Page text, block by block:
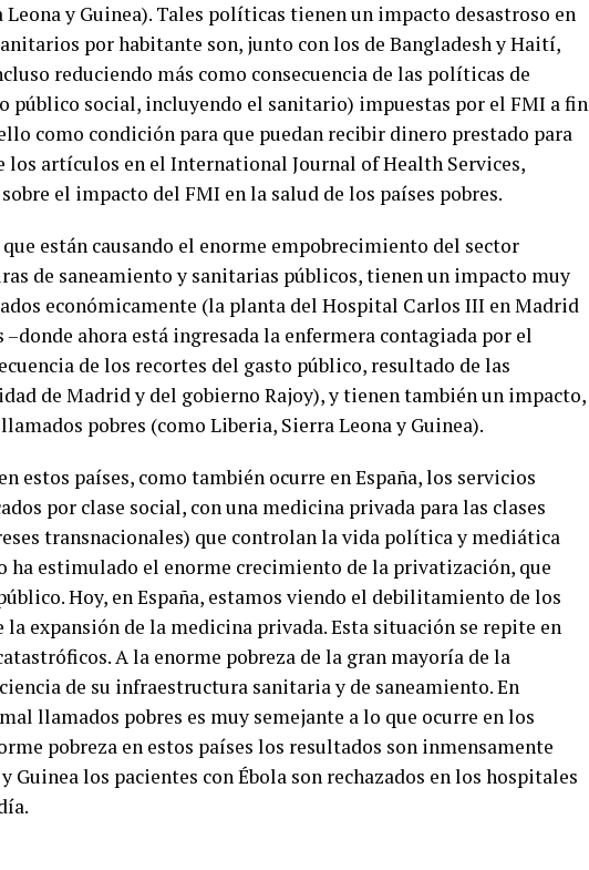
y Guinea). Tales políticas tienen un impacto desastroso en
por habitante son, junto con los de Bangladesh y Haití,
reduciendo más como consecuencia de las políticas de
público social, incluyendo el sanitario) impuestas por el FMI a fin
como condición para que puedan recibir dinero prestado para
los artículos en el International Journal of Health Services,
sobre el impacto del FMI en la salud de los países pobres.
están causando el enorme empobrecimiento del sector
de saneamiento y sanitarias públicos, tienen un impacto muy
económicamente (la planta del Hospital Carlos III en Madrid
–donde ahora está ingresada la enfermera contagiada por el
de los recortes del gasto público, resultado de las
de Madrid y del gobierno Rajoy), y tienen también un impacto,
pobres (como Liberia, Sierra Leona y Guinea).
estos países, como también ocurre en España, los servicios
por clase social, con una medicina privada para las clases
transnacionales) que controlan la vida política y mediática
ha estimulado el enorme crecimiento de la privatización, que
Hoy, en España, estamos viendo el debilitamiento de los
expansión de la medicina privada. Esta situación se repite en
A la enorme pobreza de la gran mayoría de la
de su infraestructura sanitaria y de saneamiento. En
llamados pobres es muy semejante a lo que ocurre en los
pobreza en estos países los resultados son inmensamente
Guinea los pacientes con Ébola son rechazados en los hospitales